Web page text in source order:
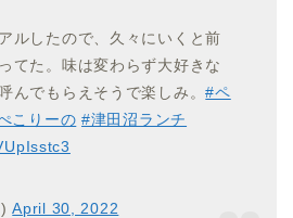
ルしたので、久々にいくと前
てた。味は変わらず大好きな
んでもらえそうで楽しみ。#ペ
こりーの #津田沼ランチ
April 30, 2022